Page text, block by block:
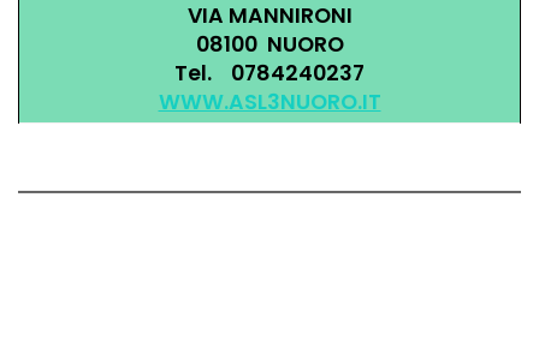
VIA MANNIRONI
08100 NUORO
Tel. 0784240237
WWW.ASL3NUORO.IT